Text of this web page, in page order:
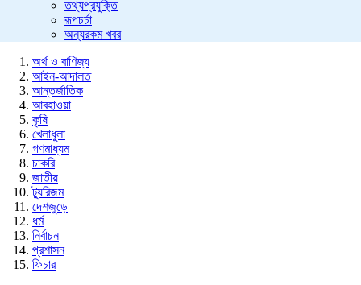
তথ্যপ্রযুক্তি
রূপচর্চা
অন্যরকম খবর
অর্থ ও বাণিজ্য
আইন-আদালত
আন্তর্জাতিক
আবহাওয়া
কৃষি
খেলাধুলা
গণমাধ্যম
চাকরি
জাতীয়
ট্যুরিজম
দেশজুড়ে
ধর্ম
নির্বাচন
প্রশাসন
ফিচার